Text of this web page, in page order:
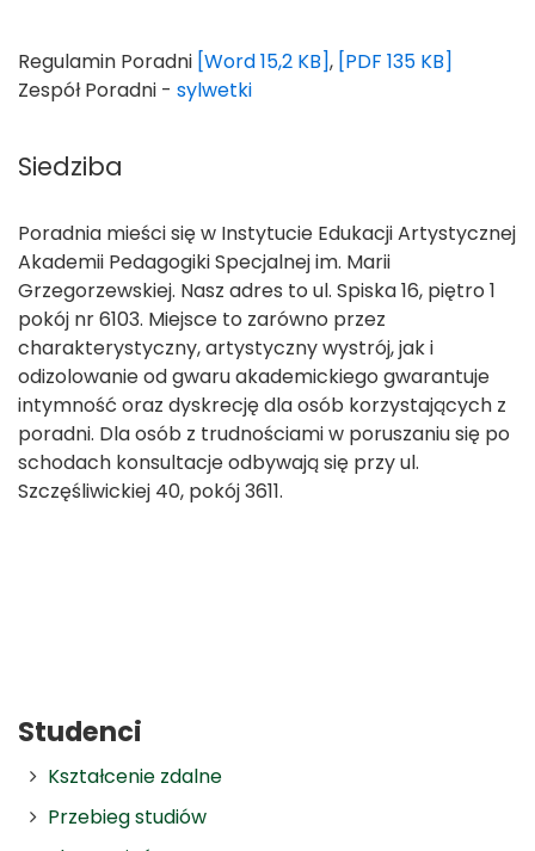
Studenci
Kształcenie zdalne
Przebieg studiów
Regulamin Poradni [Word 15,2 KB], [PDF 135 KB]
Zespół Poradni - sylwetki
Siedziba
Poradnia mieści się w Instytucie Edukacji Artystycznej
Akademii Pedagogiki Specjalnej im. Marii
Grzegorzewskiej. Nasz adres to ul. Spiska 16, piętro 1
pokój nr 6103. Miejsce to zarówno przez
charakterystyczny, artystyczny wystrój, jak i
odizolowanie od gwaru akademickiego gwarantuje
intymność oraz dyskrecję dla osób korzystających z
poradni. Dla osób z trudnościami w poruszaniu się po
schodach konsultacje odbywają się przy ul.
Szczęśliwickiej 40, pokój 3611.